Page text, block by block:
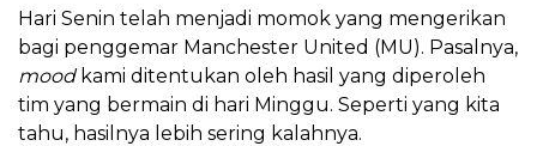
Hari Senin telah menjadi momok yang mengerikan
bagi penggemar Manchester United (MU). Pasalnya,
mood kami ditentukan oleh hasil yang diperoleh
tim yang bermain di hari Minggu. Seperti yang kita
tahu, hasilnya lebih sering kalahnya.